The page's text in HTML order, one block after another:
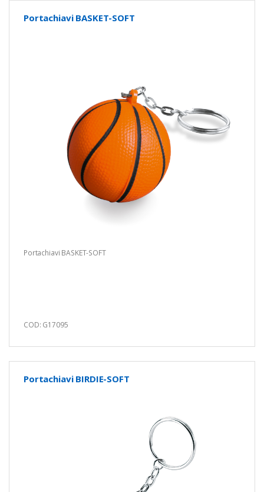
Portachiavi BASKET-SOFT
Portachiavi BASKET-SOFT
COD: G17095
Portachiavi BIRDIE-SOFT